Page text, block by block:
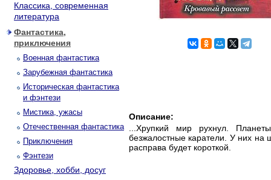
Классика, современная
литература
Фантастика,
приключения
Военная фантастика
Зарубежная фантастика
Историческая фантастика
и фэнтези
Мистика, ужасы
Отечественная фантастика
Приключения
Фэнтези
Здоровье, хобби, досуг
Описание:
...Хрупкий мир рухнул.
безжалостные каратели. У них на
расправа будет короткой.